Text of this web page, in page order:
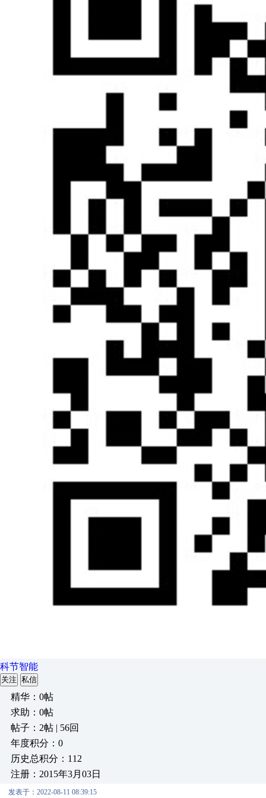
科节智能
关注 私信
精华：0帖
求助：0帖
帖子：2帖 | 56回
年度积分：0
历史总积分：112
注册：2015年3月03日
发表于：2022-08-11 08:39:15